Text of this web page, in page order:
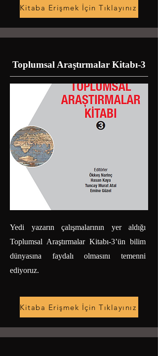
Kitaba Erişmek İçin Tıklayınız
Toplumsal Araştırmalar Kitabı-3
Yedi yazarın çalışmalarının yer aldığı
Toplumsal Araştırmalar Kitabı-3’ün bilim
dünyasına faydalı olmasını temenni
ediyoruz.
Kitaba Erişmek İçin Tıklayınız